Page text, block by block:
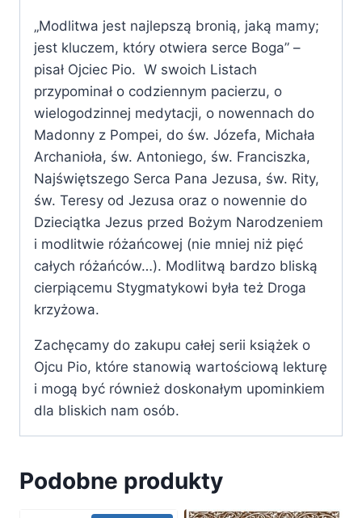
„Modlitwa jest najlepszą bronią, jaką mamy;
jest kluczem, który otwiera serce Boga” –
pisał Ojciec Pio. W swoich Listach
przypominał o codziennym pacierzu, o
wielogodzinnej medytacji, o nowennach do
Madonny z Pompei, do św. Józefa, Michała
Archanioła, św. Antoniego, św. Franciszka,
Najświętszego Serca Pana Jezusa, św. Rity,
św. Teresy od Jezusa oraz o nowennie do
Dzieciątka Jezus przed Bożym Narodzeniem
i modlitwie różańcowej (nie mniej niż pięć
całych różańców…). Modlitwą bardzo bliską
cierpiącemu Stygmatykowi była też Droga
krzyżowa.
Zachęcamy do zakupu całej serii książek o
Ojcu Pio, które stanowią wartościową lekturę
i mogą być również doskonałym upominkiem
dla bliskich nam osób.
Podobne produkty